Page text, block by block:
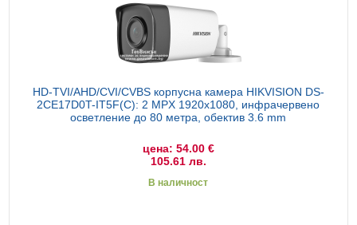
HD-TVI/AHD/CVI/CVBS корпусна камера HIKVISION DS-
2CE17D0T-IT5F(C): 2 MPX 1920x1080, инфрачервено
осветление до 80 метра, обектив 3.6 mm
цена: 54.00 €
105.61 лв.
В наличност